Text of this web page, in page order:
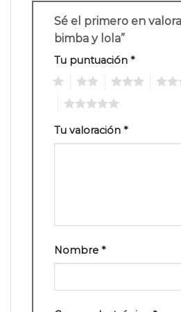
Sé el primero en
bimba y lola”
Tu puntuación *
Tu valoración *
Nombre *